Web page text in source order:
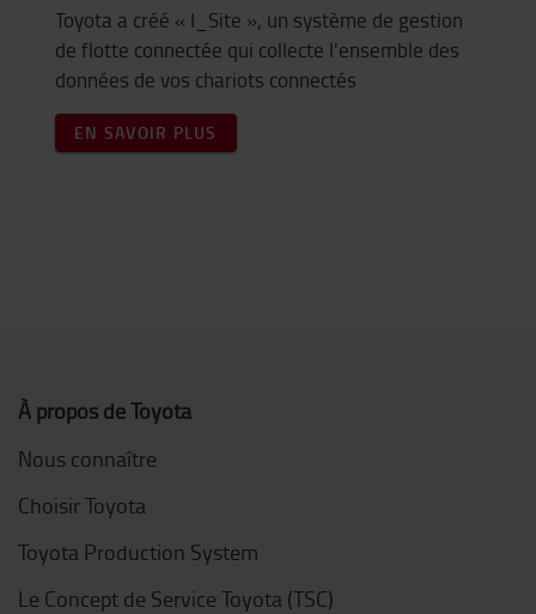
Toyota a créé « I_Site », un système de gestion
de flotte connectée qui collecte l'ensemble des
données de vos chariots connectés
EN SAVOIR PLUS
À propos de Toyota
Nous connaître
Choisir Toyota
Toyota Production System
Le Concept de Service Toyota (TSC)